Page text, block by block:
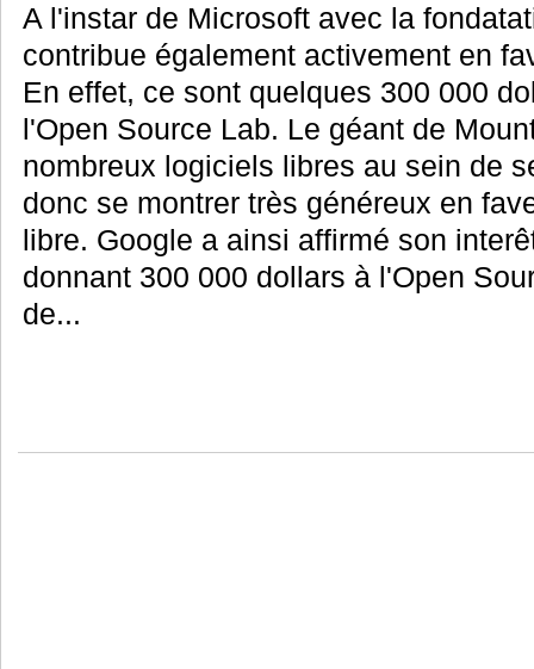
A l'instar de Microsoft avec la
contribue également activement en
En effet, ce sont quelques 300 000
l'Open Source Lab. Le géant de
nombreux logiciels libres au sein de
donc se montrer très généreux en
libre. Google a ainsi affirmé son
donnant 300 000 dollars à l'Open
de...